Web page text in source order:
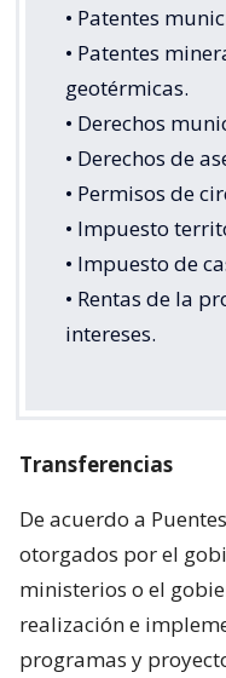
• Patentes
• Patentes
geotérmicas.
• Derechos
• Derechos de
• Permisos de
• Impuesto
• Impuesto de
• Rentas de la
intereses.
Transferencias
De acuerdo a
otorgados por el
ministerios o el
realización e
programas y